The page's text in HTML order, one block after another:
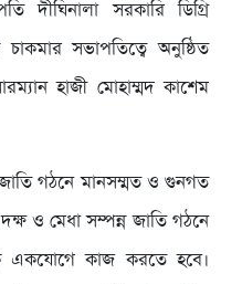
দীঘিনালা সরকারি ডিগ্রি
সভাপতিত্বে অনুষ্ঠিত
হাজী মোহাম্মদ কাশেম
গঠনে মানসম্মত ও গুনগত
ও মেধা সম্পন্ন জাতি গঠনে
একযোগে কাজ করতে হবে।